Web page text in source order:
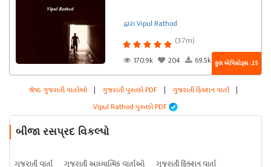
દ્વારા Vipul Rathod
(3.7m)
170.9k
204 69.5k કુલ એપિસોડ્સ : 25
શ્રેષ્ઠ ગુજરાતી વાર્તાઓ | ગુજરાતી પુસ્તકો PDF | ગુજરાતી ફિક્શન વાર્તા |
Vipul Rathod પુસ્તકો PDF
બીજા રસપ્રદ વિકલ્પો
ગુજરાતી વાર્તા ગુજરાતી આધ્યાત્મિક વાર્તાઓ
ગુજરાતી ફિક્શન વાર્તા